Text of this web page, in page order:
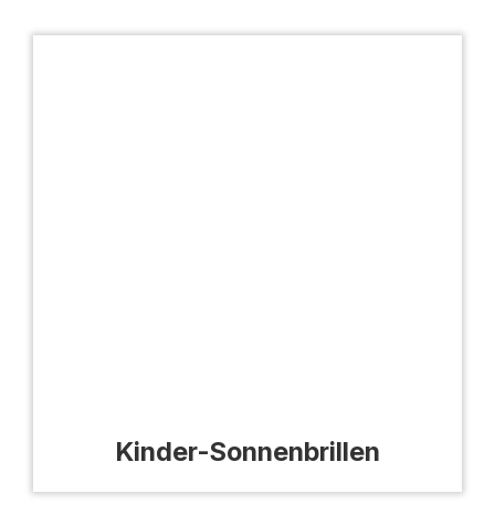
Kinder-Sonnenbrillen